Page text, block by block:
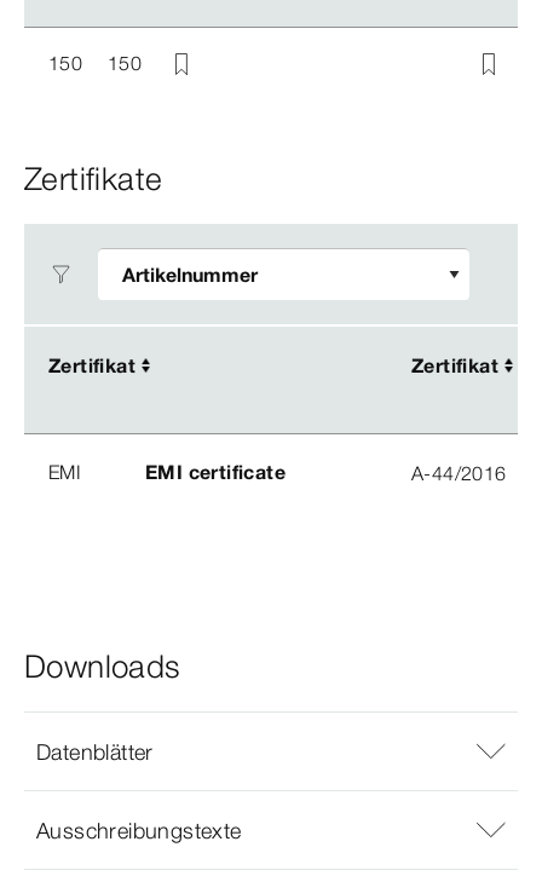
150 150
Zertifikate
Zertifikat Zertifikat
Zertifikat Zertifikat
EMI EMI certificate A-44/2016
Downloads
Datenblätter
Ausschreibungstexte